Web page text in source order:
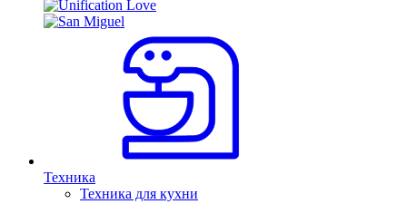
Техника
Техника для кухни